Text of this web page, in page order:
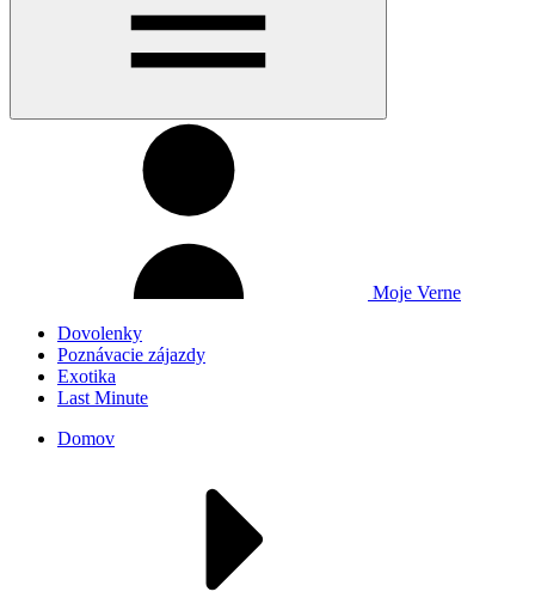
Moje Verne
Dovolenky
Poznávacie zájazdy
Exotika
Last Minute
Domov